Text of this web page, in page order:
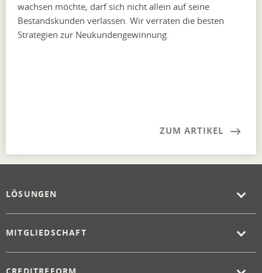
wachsen möchte, darf sich nicht allein auf seine
Bestandskunden verlassen. Wir verraten die besten
Strategien zur Neukundengewinnung.
ZUM ARTIKEL
LÖSUNGEN
MITGLIEDSCHAFT